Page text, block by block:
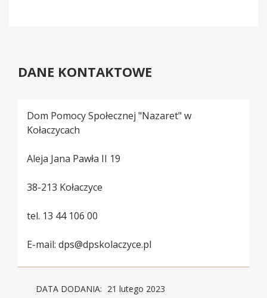
DANE KONTAKTOWE
Dom Pomocy Społecznej "Nazaret" w
Kołaczycach
Aleja Jana Pawła II 19
38-213 Kołaczyce
tel. 13 44 106 00
E-mail: dps@dpskolaczyce.pl
DATA DODANIA: 21 lutego 2023